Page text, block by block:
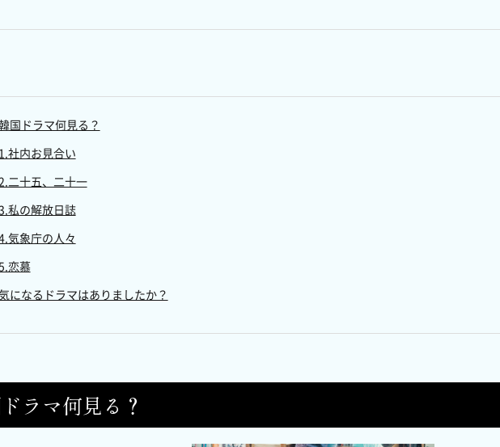
国ドラマ何見る？
1.社内お見合い
二十五、二十一
3.私の解放日誌
気象庁の人々
5.恋慕
になるドラマはありましたか？
ラマ何見る？